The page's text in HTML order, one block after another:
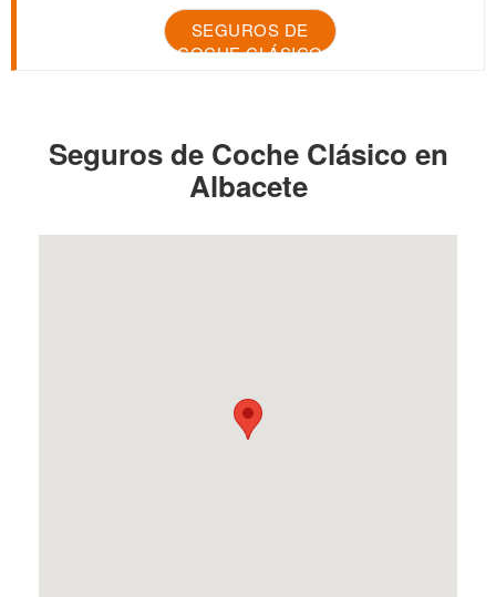
SEGUROS DE
COCHE CLÁSICO
Seguros de Coche Clásico en
Albacete